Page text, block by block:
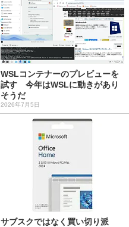
WSLコンテナーのプレビューを
試す 今年はWSLに動きがあり
そうだ
2026年7月5日
サブスクではなく買い切り派